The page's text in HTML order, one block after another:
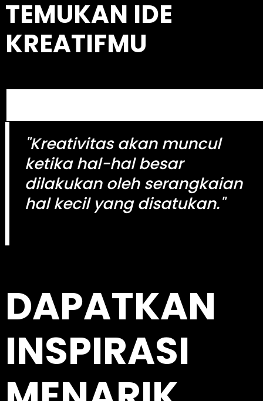
r
c
h
TEMUKAN IDE
KREATIFMU
S
a
"Kreativitas akan muncul
ketika hal-hal besar
dilakukan oleh serangkaian
hal kecil yang disatukan."
DAPATKAN
INSPIRASI